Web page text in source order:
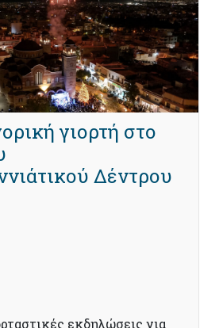
γιορτή στο
Δέντρου
εκδηλώσεις για